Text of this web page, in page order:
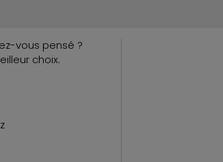
vous pensé ?
choix.